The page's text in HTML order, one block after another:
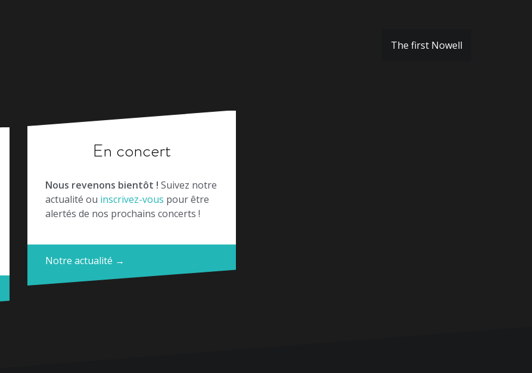
The first Nowell
En concert
Nous revenons bientôt ! Suivez notre
actualité ou inscrivez-vous pour être
alertés de nos prochains concerts !
Notre actualité →